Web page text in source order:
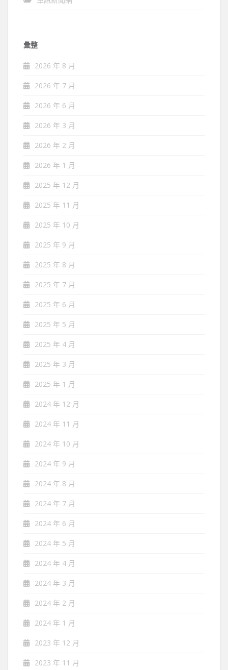
彙整
2026 年 8 月
2026 年 7 月
2026 年 6 月
2026 年 3 月
2026 年 2 月
2026 年 1 月
2025 年 12 月
2025 年 11 月
2025 年 10 月
2025 年 9 月
2025 年 8 月
2025 年 7 月
2025 年 6 月
2025 年 5 月
2025 年 4 月
2025 年 3 月
2025 年 1 月
2024 年 12 月
2024 年 11 月
2024 年 10 月
2024 年 9 月
2024 年 8 月
2024 年 7 月
2024 年 6 月
2024 年 5 月
2024 年 4 月
2024 年 3 月
2024 年 2 月
2024 年 1 月
2023 年 12 月
2023 年 11 月